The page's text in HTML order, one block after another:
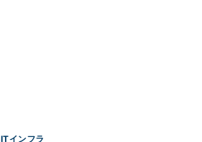
ITインフラ